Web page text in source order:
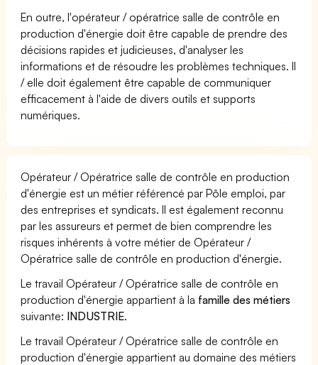
En outre, l'opérateur / opératrice salle de contrôle en
production d'énergie doit être capable de prendre des
décisions rapides et judicieuses, d'analyser les
informations et de résoudre les problèmes techniques. Il
/ elle doit également être capable de communiquer
efficacement à l'aide de divers outils et supports
numériques.
Opérateur / Opératrice salle de contrôle en production
d'énergie est un métier référencé par Pôle emploi, par
des entreprises et syndicats. Il est également reconnu
par les assureurs et permet de bien comprendre les
risques inhérents à votre métier de Opérateur /
Opératrice salle de contrôle en production d'énergie.
Le travail Opérateur / Opératrice salle de contrôle en
production d'énergie appartient à la famille des métiers
suivante: INDUSTRIE.
Le travail Opérateur / Opératrice salle de contrôle en
production d'énergie appartient au domaine des métiers